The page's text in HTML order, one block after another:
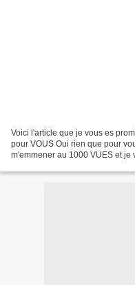
Voici l'article que je vous es
pour VOUS Oui rien que pour
m'emmener au 1000 VUES et je